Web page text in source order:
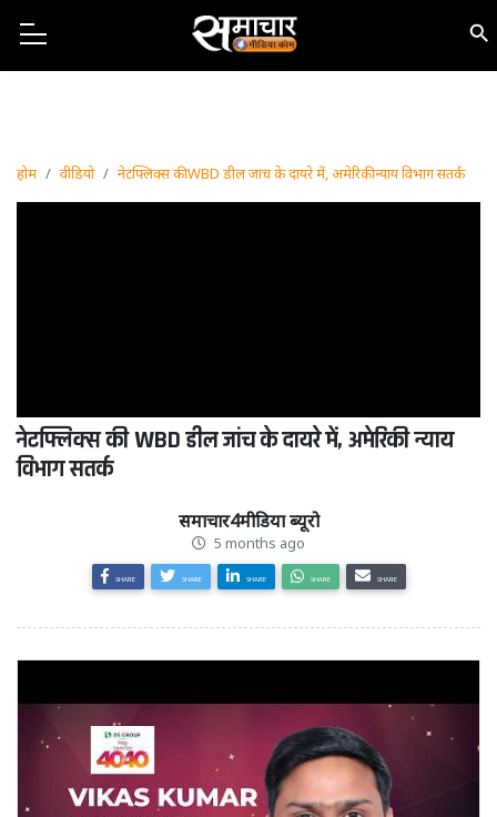
होम वीडियो नेटफ्लिक्स की WBD डील जांच के दायरे में, अमेरिकी न्याय विभाग सतर्क
नेटफ्लिक्स की WBD डील जांच के दायरे में, अमेरिकी न्याय
विभाग सतर्क
समाचार4मीडिया ब्यूरो
5 months ago
SHARE SHARE SHARE SHARE SHARE